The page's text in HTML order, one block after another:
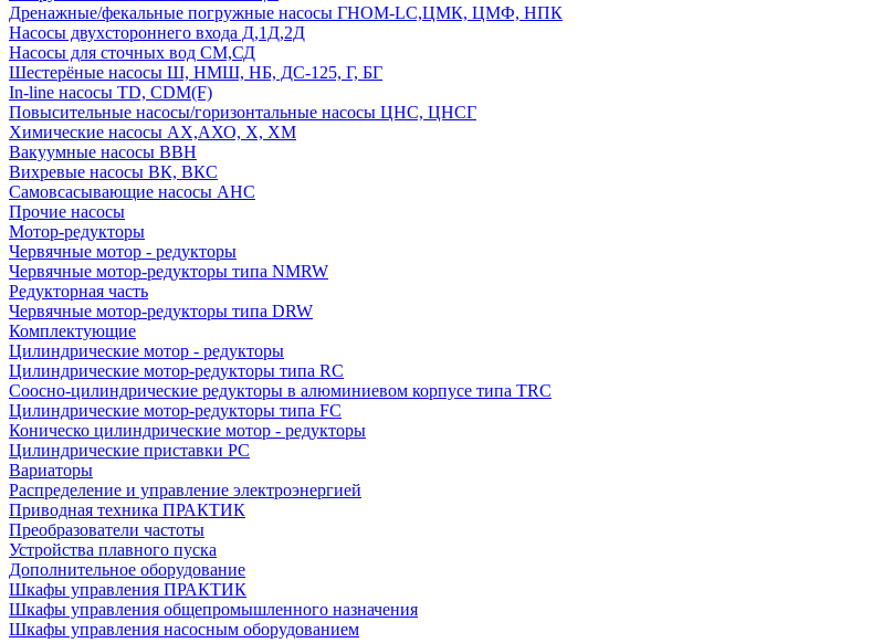
Дренажные/фекальные погружные насосы ГНОМ-LC,ЦМК, ЦМФ, НПК
Насосы двухстороннего входа Д,1Д,2Д
Насосы для сточных вод СМ,СД
Шестерёные насосы Ш, НМШ, НБ, ДС-125, Г, БГ
In-line насосы TD, CDM(F)
Повысительные насосы/горизонтальные насосы ЦНС, ЦНСГ
Химические насосы АХ,АХО, Х, ХМ
Вакуумные насосы ВВН
Вихревые насосы ВК, ВКС
Самовсасывающие насосы АНС
Прочие насосы
Мотор-редукторы
Червячные мотор - редукторы
Червячные мотор-редукторы типа NMRW
Редукторная часть
Червячные мотор-редукторы типа DRW
Комплектующие
Цилиндрические мотор - редукторы
Цилиндрические мотор-редукторы типа RC
Соосно-цилиндрические редукторы в алюминиевом корпусе типа TRC
Цилиндрические мотор-редукторы типа FC
Коническо цилиндрические мотор - редукторы
Цилиндрические приставки PC
Вариаторы
Распределение и управление электроэнергией
Приводная техника ПРАКТИК
Преобразователи частоты
Устройства плавного пуска
Дополнительное оборудование
Шкафы управления ПРАКТИК
Шкафы управления общепромышленного назначения
Шкафы управления насосным оборудованием